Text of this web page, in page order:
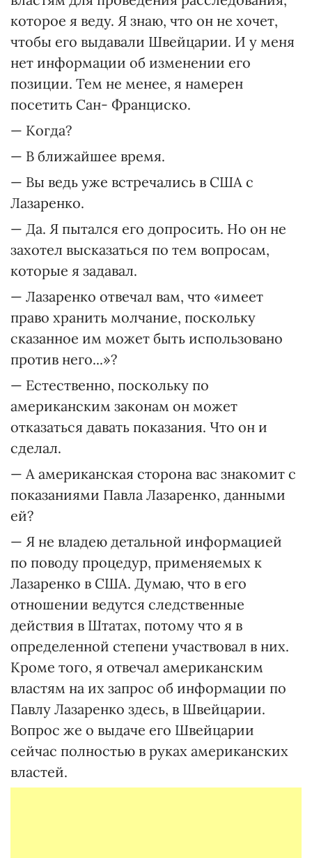
которое я веду. Я знаю, что он не хочет,
чтобы его выдавали Швейцарии. И у меня
нет информации об изменении его
позиции. Тем не менее, я намерен
посетить Сан- Франциско.
— Когда?
— В ближайшее время.
— Вы ведь уже встречались в США с
Лазаренко.
— Да. Я пытался его допросить. Но он не
захотел высказаться по тем вопросам,
которые я задавал.
— Лазаренко отвечал вам, что «имеет
право хранить молчание, поскольку
сказанное им может быть использовано
против него...»?
— Естественно, поскольку по
американским законам он может
отказаться давать показания. Что он и
сделал.
— А американская сторона вас знакомит с
показаниями Павла Лазаренко, данными
ей?
— Я не владею детальной информацией
по поводу процедур, применяемых к
Лазаренко в США. Думаю, что в его
отношении ведутся следственные
действия в Штатах, потому что я в
определенной степени участвовал в них.
Кроме того, я отвечал американским
властям на их запрос об информации по
Павлу Лазаренко здесь, в Швейцарии.
Вопрос же о выдаче его Швейцарии
сейчас полностью в руках американских
властей.